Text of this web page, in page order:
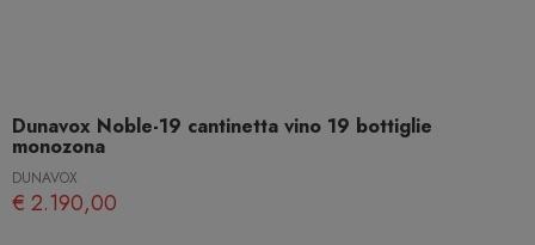
Dunavox Noble-19 cantinetta vino 19 bottiglie
monozona
DUNAVOX
€ 2.190,00